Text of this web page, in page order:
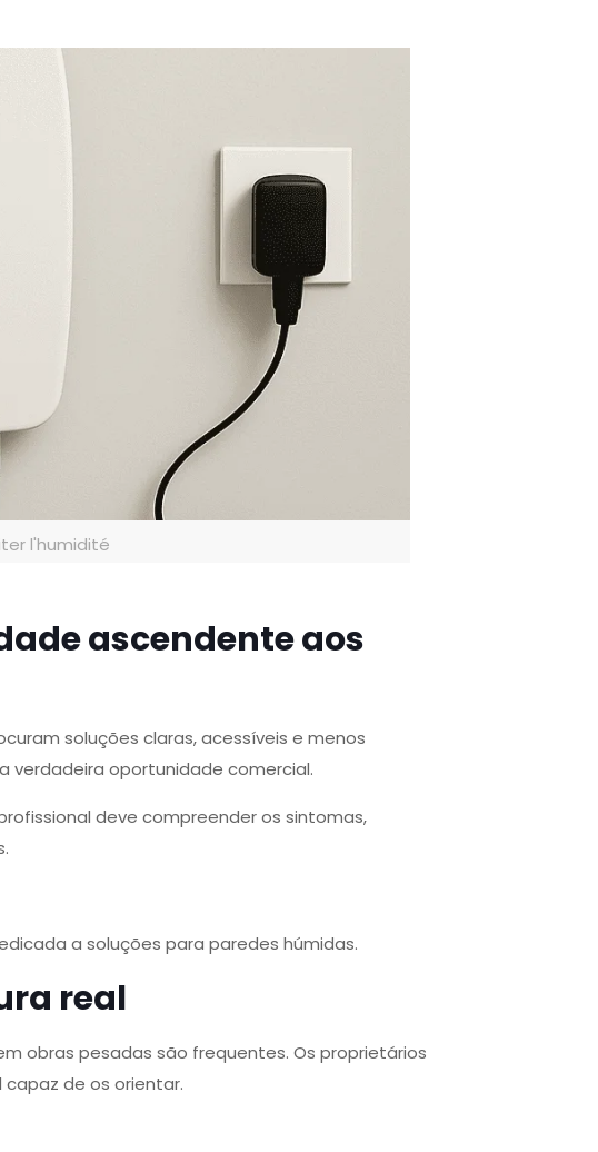
l'humidité
ascendente aos
soluções claras, acessíveis e menos
verdadeira oportunidade comercial.
deve compreender os sintomas,
a soluções para paredes húmidas.
real
obras pesadas são frequentes. Os proprietários
de os orientar.